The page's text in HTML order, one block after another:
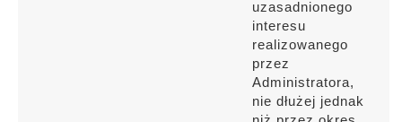
uzasadnionego
interesu
realizowanego
przez
Administratora,
nie dłużej jednak